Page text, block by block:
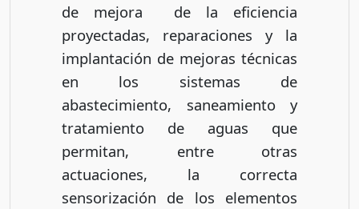
de mejora de la eficiencia
proyectadas, reparaciones y la
implantación de mejoras técnicas
en los sistemas de
abastecimiento, saneamiento y
tratamiento de aguas que
permitan, entre otras
actuaciones, la correcta
sensorización de los elementos